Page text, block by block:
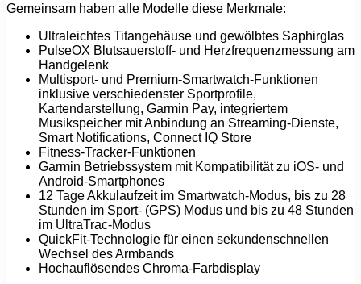
Gemeinsam haben alle Modelle diese Merkmale:
Ultraleichtes Titangehäuse und gewölbtes Saphirglas
PulseOX Blutsauerstoff- und Herzfrequenzmessung am
Handgelenk
Multisport- und Premium-Smartwatch-Funktionen
inklusive verschiedenster Sportprofile,
Kartendarstellung, Garmin Pay, integriertem
Musikspeicher mit Anbindung an Streaming-Dienste,
Smart Notifications, Connect IQ Store
Fitness-Tracker-Funktionen
Garmin Betriebssystem mit Kompatibilität zu iOS- und
Android-Smartphones
12 Tage Akkulaufzeit im Smartwatch-Modus, bis zu 28
Stunden im Sport- (GPS) Modus und bis zu 48 Stunden
im UltraTrac-Modus
QuickFit-Technologie für einen sekundenschnellen
Wechsel des Armbands
Hochauflösendes Chroma-Farbdisplay